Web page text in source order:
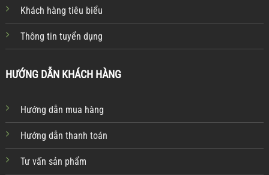
Khách hàng tiêu biểu
Thông tin tuyển dụng
HƯỚNG DẪN KHÁCH HÀNG
Hướng dẫn mua hàng
Hướng dẫn thanh toán
Tư vấn sản phẩm